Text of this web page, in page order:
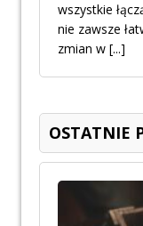
wszystkie
nie zawsze
zmian w [...]
OSTATNIE